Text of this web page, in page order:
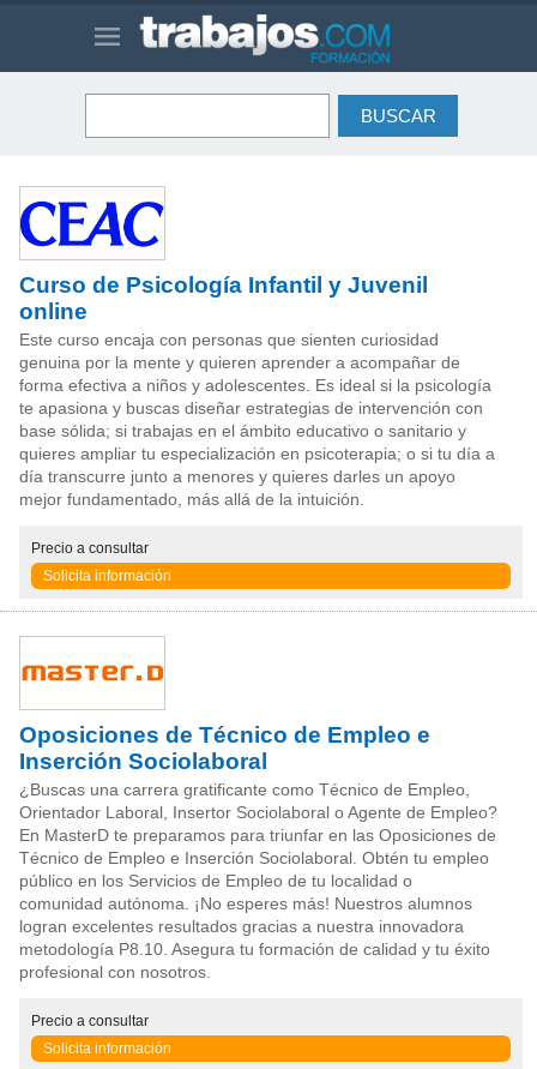
Curso de Psicología Infantil y Juvenil
online
Este curso encaja con personas que sienten curiosidad
genuina por la mente y quieren aprender a acompañar de
forma efectiva a niños y adolescentes. Es ideal si la psicología
te apasiona y buscas diseñar estrategias de intervención con
base sólida; si trabajas en el ámbito educativo o sanitario y
quieres ampliar tu especialización en psicoterapia; o si tu día a
día transcurre junto a menores y quieres darles un apoyo
mejor fundamentado, más allá de la intuición.
Precio a consultar
Solicita información
Oposiciones de Técnico de Empleo e
Inserción Sociolaboral
¿Buscas una carrera gratificante como Técnico de Empleo,
Orientador Laboral, Insertor Sociolaboral o Agente de Empleo?
En MasterD te preparamos para triunfar en las Oposiciones de
Técnico de Empleo e Inserción Sociolaboral. Obtén tu empleo
público en los Servicios de Empleo de tu localidad o
comunidad autónoma. ¡No esperes más! Nuestros alumnos
logran excelentes resultados gracias a nuestra innovadora
metodología P8.10. Asegura tu formación de calidad y tu éxito
profesional con nosotros.
Precio a consultar
Solicita información